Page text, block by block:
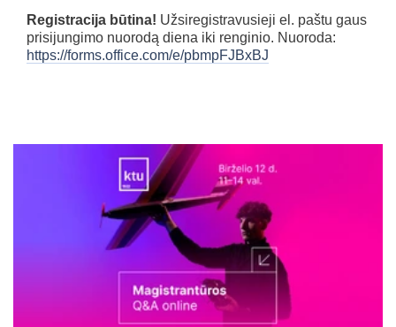
Registracija būtina! Užsiregistravusieji el. paštu gaus
prisijungimo nuorodą diena iki renginio. Nuoroda:
https://forms.office.com/e/pbmpFJBxBJ